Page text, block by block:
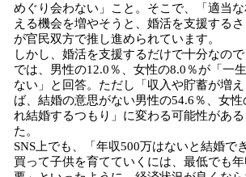
めぐり会わない」こと。そこで、「適当
える機会を増やそうと、婚活を支援する
が官民双方で推し進められています。
しかし、婚活を支援するだけで十分なの
では、男性の12.0％、女性の8.0％が「一
ない」と回答。ただし「収入や貯蓄が増
ば、結婚の意思がない男性の54.6％、女
れ結婚するつもり」に変わる可能性があ
た。
SNS上でも、「年収500万はないと結婚で
買って子供を育てていくには、最低でも